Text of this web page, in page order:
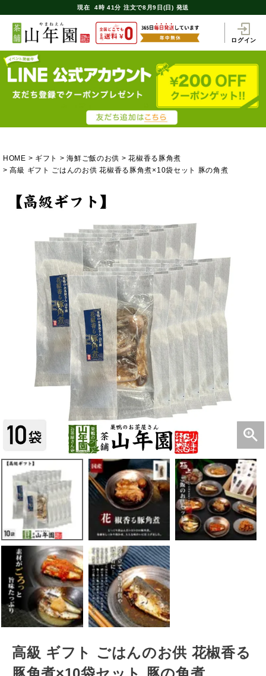
現在 4時 41分 注文で8月9日(日) 発送
ログイン
HOME ギフト 海鮮ご飯のお供
花椒香る豚角煮
高級 ギフト ごはんのお供 花椒香る豚角煮×10袋セット 豚の角煮
高級 ギフト ごはんのお供 花椒香る